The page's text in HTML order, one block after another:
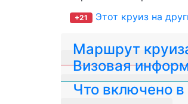
+21 Этот круиз на
Маршрут
Визовая
Что включено